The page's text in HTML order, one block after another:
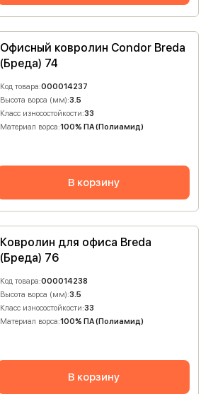
Офисный ковролин Condor Breda
(Бреда) 74
Код товара:000014237
Высота ворса (мм):3.5
Класс износостойкости:33
Материал ворса:100% ПА (Полиамид)
В корзину
Ковролин для офиса Breda
(Бреда) 76
Код товара:000014238
Высота ворса (мм):3.5
Класс износостойкости:33
Материал ворса:100% ПА (Полиамид)
В корзину